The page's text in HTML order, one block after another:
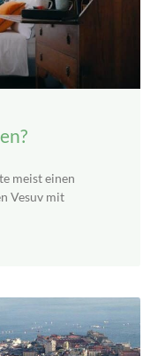
meist einen
Vesuv mit